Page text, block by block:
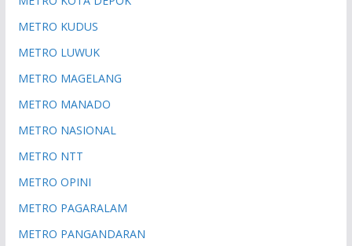
METRO KUDUS
METRO LUWUK
METRO MAGELANG
METRO MANADO
METRO NASIONAL
METRO NTT
METRO OPINI
METRO PAGARALAM
METRO PANGANDARAN